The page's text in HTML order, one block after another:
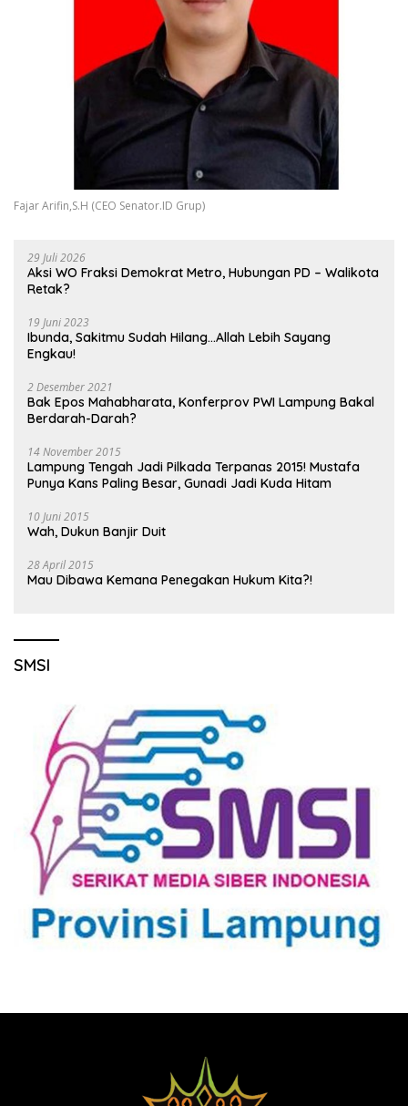
Fajar Arifin,S.H (CEO Senator.ID Grup)
29 Juli 2026
Aksi WO Fraksi Demokrat Metro, Hubungan PD – Walikota
Retak?
19 Juni 2023
Ibunda, Sakitmu Sudah Hilang…Allah Lebih Sayang
Engkau!
2 Desember 2021
Bak Epos Mahabharata, Konferprov PWI Lampung Bakal
Berdarah-Darah?
14 November 2015
Lampung Tengah Jadi Pilkada Terpanas 2015! Mustafa
Punya Kans Paling Besar, Gunadi Jadi Kuda Hitam
10 Juni 2015
Wah, Dukun Banjir Duit
28 April 2015
Mau Dibawa Kemana Penegakan Hukum Kita?!
SMSI